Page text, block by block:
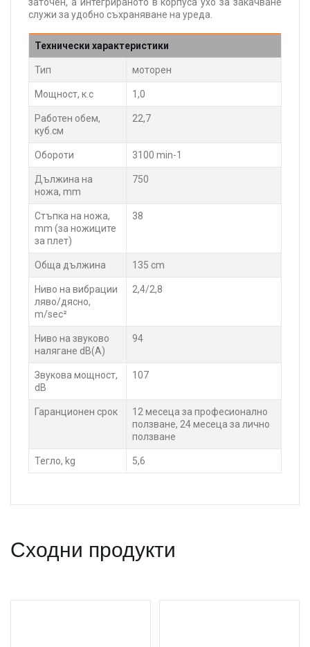
служи за удобно съхраняване на уреда.
Технически характеристики
Тип моторен
Мощност, к.с 1,0
Работен обем,
куб.см
22,7
Обороти 3100 min-1
Дължина на
ножа, mm
750
Стъпка на ножа,
mm (за ножиците
за плет)
38
Обща дължина 135 cm
Ниво на вибрации
ляво/дясно,
m/sec²
2,4/2,8
Ниво на звуково
налягане dB(A)
94
Звукова мощност,
dB
107
Гаранционен срок
12 месеца за професионално
ползване, 24 месеца за лично
ползване
Тегло, kg 5,6
Сходни продукти